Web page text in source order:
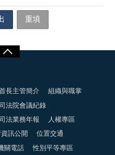
長主管簡介 組織與職掌
法院會議紀錄
法業務年報 人權專區
訊公開 位置交通
關電話 性別平等專區